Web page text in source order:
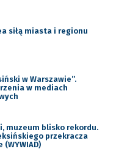
siłą miasta i regionu
w Warszawie”.
w mediach
muzeum blisko rekordu.
przekracza